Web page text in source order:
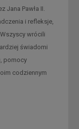
Jana Pawła II.
i refleksje,
wrócili
świadomi
pomocy
codziennym